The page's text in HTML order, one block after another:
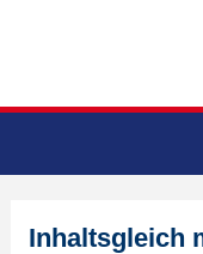
Inhaltsgleich